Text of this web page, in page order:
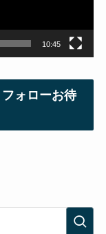
10:45
ォローお待